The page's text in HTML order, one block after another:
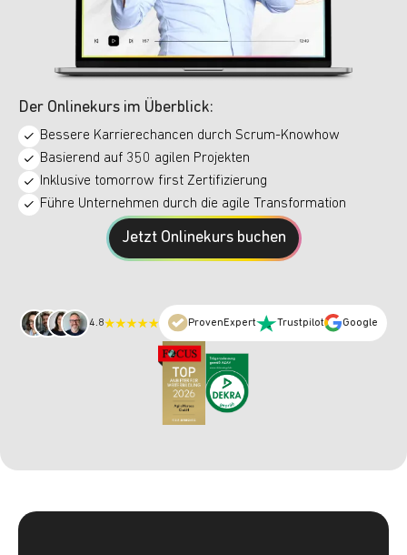
Der Onlinekurs im Überblick:
Bessere Karrierechancen durch Scrum-Knowhow
Basierend auf 350 agilen Projekten
Inklusive tomorrow first Zertifizierung
Führe Unternehmen durch die agile Transformation
Jetzt Onlinekurs buchen
4.8 ProvenExpert Trustpilot Google